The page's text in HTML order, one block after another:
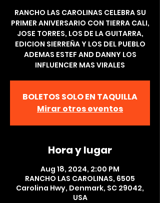
RANCHO LAS CAROLINAS CELEBRA SU
PRIMER ANIVERSARIO CON TIERRA CALI,
JOSE TORRES, LOS DE LA GUITARRA,
EDICION SIERREÑA Y LOS DEL PUEBLO
ADEMAS ESTEF AND DANNY LOS
INFLUENCER MAS VIRALES
BOLETOS SOLO EN TAQUILLA
Mirar otros eventos
Hora y lugar
Aug 18, 2024, 2:00 PM
RANCHO LAS CAROLINAS, 6505
Carolina Hwy, Denmark, SC 29042,
USA